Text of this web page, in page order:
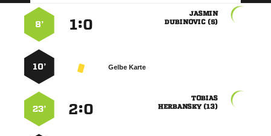

 
:
8’
Gelbe Karte
10’

 
:
23’